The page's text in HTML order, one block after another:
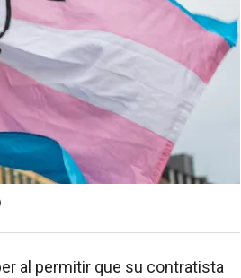
al permitir que su contratista